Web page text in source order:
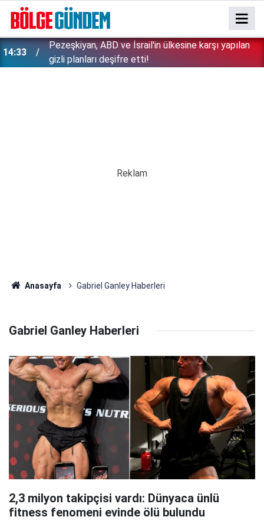
14:33
Pezeşkiyan, ABD ve İsrail'in ülkesine karşı yapılan
gizli planları deşifre etti!
Anasayfa Gabriel Ganley Haberleri
Gabriel Ganley Haberleri
2,3 milyon takipçisi vardı: Dünyaca ünlü
fitness fenomeni evinde ölü bulundu